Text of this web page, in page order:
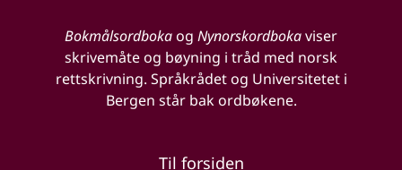
Bokmålsordbokaog Nynorskordbokaviser
skrivemåte og bøyning i tråd med norsk
rettskrivning. Språkrådet og Universitetet i
Bergen står bak ordbøkene.
Til forsiden